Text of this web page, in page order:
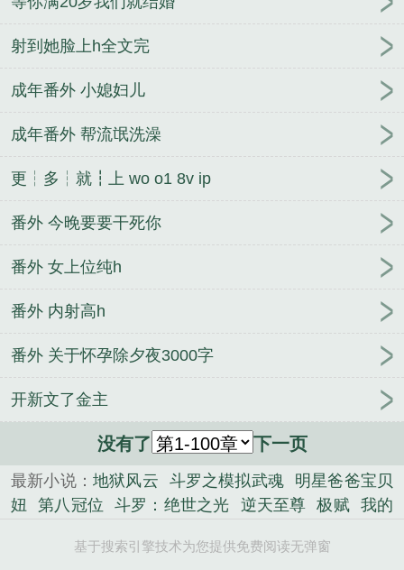
射到她脸上h全文完
成年番外 小媳妇儿
成年番外 帮流氓洗澡
更┆多┆就┇上 wo o1 8v ip
番外 今晚要要干死你
番外 女上位纯h
番外 内射高h
番外 关于怀孕除夕夜3000字
开新文了金主
没有了 下一页
最新小说： 地狱风云 斗罗之模拟武魂
明星爸爸宝贝
妞
第八冠位 斗罗：绝世之光 逆天至尊 极赋
我的
反派夫君靠我续命 表姑娘今天也不想进宫
基于搜索引擎技术为您提供免费阅读无弹窗